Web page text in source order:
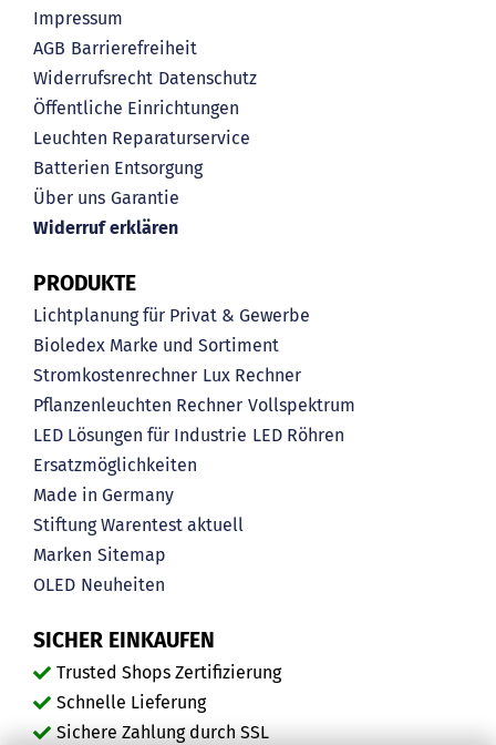
Impressum
AGB Barrierefreiheit
Widerrufsrecht Datenschutz
Öffentliche Einrichtungen
Leuchten Reparaturservice
Batterien Entsorgung
Über uns Garantie
Widerruf erklären
PRODUKTE
Lichtplanung für Privat & Gewerbe
Bioledex Marke und Sortiment
Stromkostenrechner Lux Rechner
Pflanzenleuchten Rechner Vollspektrum
LED Lösungen für Industrie LED Röhren
Ersatzmöglichkeiten
Made in Germany
Stiftung Warentest aktuell
Marken Sitemap
OLED Neuheiten
SICHER EINKAUFEN
Trusted Shops Zertifizierung
Schnelle Lieferung
Sichere Zahlung durch SSL